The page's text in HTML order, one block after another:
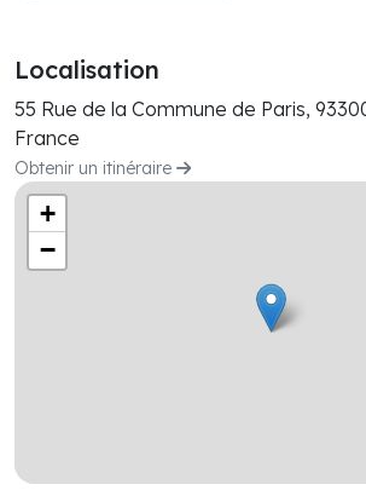
Localisation
55 Rue de la Commune de Paris,
France
Obtenir un itinéraire
+
−